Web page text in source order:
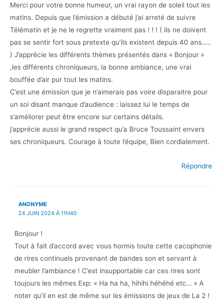
Merci pour votre bonne humeur, un vrai rayon de soleil tout les
matins. Depuis que l’émission a débuté j’ai arreté de suivre
Télématin et je ne le regrette vraiment pas ! ! ! ( ils ne doivent
pas se sentir fort sous pretexte qu’ils existent depuis 40 ans…..
) J’apprécie les différents thèmes présentés dans « Bonjour »
,les différents chroniqueurs, la bonne ambiance, une vrai
bouffée d’air pur tout les matins.
C’est une émission que je n’aimerais pas voire disparaitre pour
un soi disant manque d’audience : laissez lui le temps de
s’améliorer peut être encore sur certains détails.
j’apprécie aussi le grand respect qu’a Bruce Toussaint envers
ses chroniqueurs. Courage à toute l’équipe, Bien cordialement.
Répondre
ANONYME
24 JUIN 2024 À 11H40
Bonjour !
Tout à fait d’accord avec vous hormis toute cette cacophonie
de rires continuels provenant de bandes son et servant à
meubler l’ambiance ! C’est insupportable car ces rires sont
toujours les mêmes Exp: « Ha ha ha, hihihi héhéhé etc… » A
noter qu’il en est de même sur les émissions de jeux de La 2 !